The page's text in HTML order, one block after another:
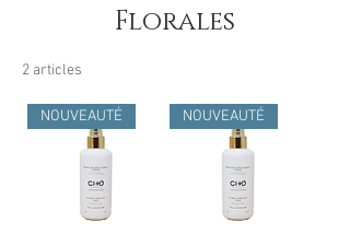
Florales
2 articles
NOUVEAUTÉ NOUVEAUTÉ